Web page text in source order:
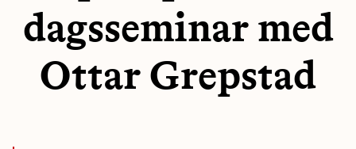
dagsseminar med
Ottar Grepstad